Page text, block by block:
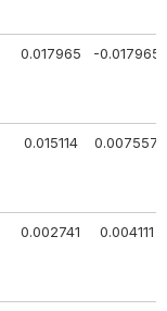
0.017965 -0.017965
0.015114 0.007557
0.002741 0.004111